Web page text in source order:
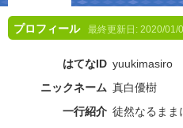
プロフィール 最終更新日: 2020/01/
はてなID yuukimasiro
ニックネーム 真白優樹
一行紹介 徒然なるまま